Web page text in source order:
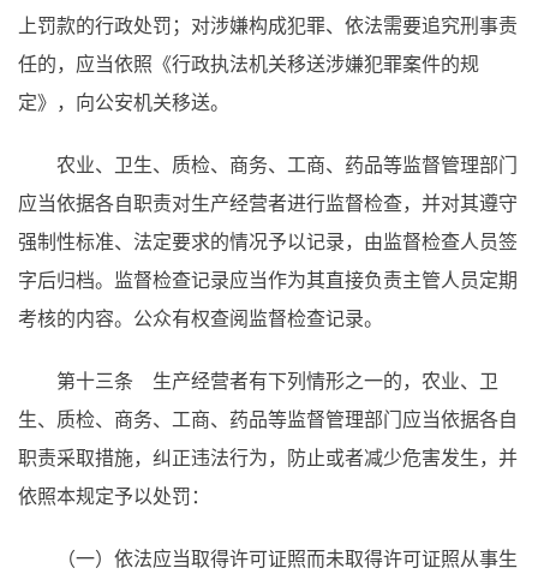
上罚款的行政处罚；对涉嫌构成犯罪、依法需要追究刑事责
任的，应当依照《行政执法机关移送涉嫌犯罪案件的规
定》，向公安机关移送。
农业、卫生、质检、商务、工商、药品等监督管理部门
应当依据各自职责对生产经营者进行监督检查，并对其遵守
强制性标准、法定要求的情况予以记录，由监督检查人员签
字后归档。监督检查记录应当作为其直接负责主管人员定期
考核的内容。公众有权查阅监督检查记录。
第十三条 生产经营者有下列情形之一的，农业、卫
生、质检、商务、工商、药品等监督管理部门应当依据各自
职责采取措施，纠正违法行为，防止或者减少危害发生，并
依照本规定予以处罚：
（一）依法应当取得许可证照而未取得许可证照从事生